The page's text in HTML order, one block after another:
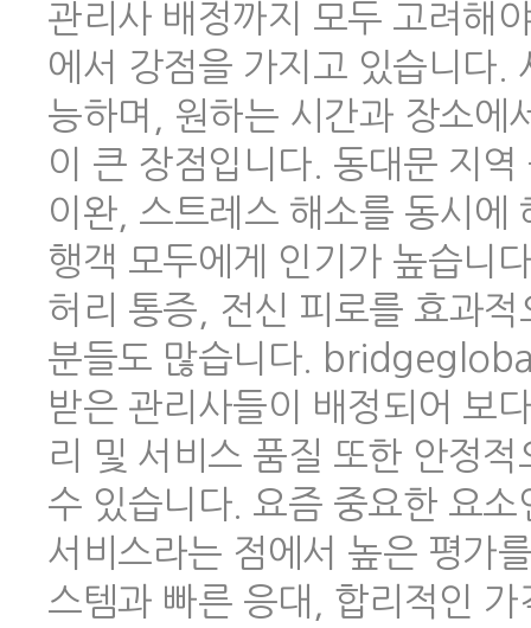
관리사 배정까지 모두 고려해
에서 강점을 가지고 있습니다.
능하며, 원하는 시간과 장소에
이 큰 장점입니다. 동대문 지
이완, 스트레스 해소를 동시에
행객 모두에게 인기가 높습니
허리 통증, 전신 피로를 효과
분들도 많습니다.
받은 관리사들이 배정되어 보
리 및 서비스 품질 또한 안정
수 있습니다. 요즘 중요한 요
서비스라는 점에서 높은 평가
스템과 빠른 응대, 합리적인